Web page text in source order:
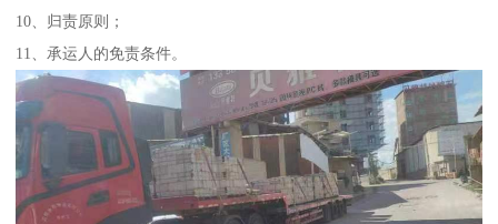
10、归责原则；
11、承运人的免责条件。